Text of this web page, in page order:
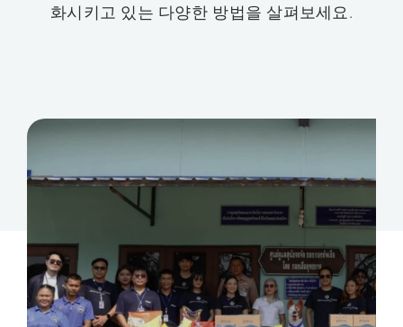
화시키고 있는 다양한 방법을 살펴보세요.